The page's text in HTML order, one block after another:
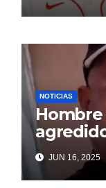
NOTICIAS
Hombre
SDE
JUN 16, 2025